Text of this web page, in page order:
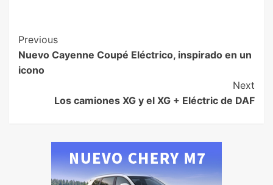
Previous
Nuevo Cayenne Coupé Eléctrico, inspirado en un
icono
Next
Los camiones XG y el XG + Eléctric de DAF